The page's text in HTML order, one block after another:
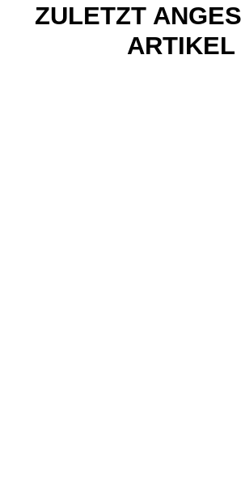
ZULETZT
ARTIKEL